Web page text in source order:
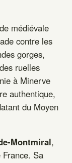
médiévale
contre les
gorges,
ruelles
à Minerve
authentique,
du Moyen
Montmiral,
Sa